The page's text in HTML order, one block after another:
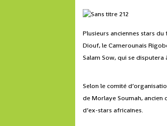
Plusieurs anciennes stars
Diouf, le Camerounais
Salam Sow, qui se
Selon le comité
de Morlaye Soumah, ancien
d’ex-stars africaines.